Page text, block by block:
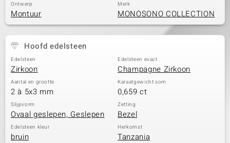
Ontwerp
Montuur
Merk
MONOSONO COLLECTION
Hoofd edelsteen
Edelsteen
Zirkoon
Edelsteen exact
Champagne Zirkoon
Aantal en grootte
2 à 5x3 mm
Karaatgewicht som
0,659 ct
Slijpvorm
Ovaal geslepen, Geslepen
Zetting
Bezel
Edelsteen kleur
bruin
Herkomst
Tanzania